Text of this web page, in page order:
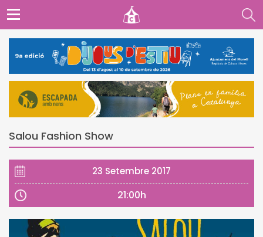
Salou Fashion Show
23 Setembre 2017
21:00h